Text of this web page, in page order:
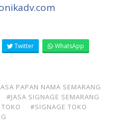
Twitter
WhatsApp
PAPAN NAMA SEMARANG
#JASA SIGNAGE SEMARANG
#SIGNAGE TOKO